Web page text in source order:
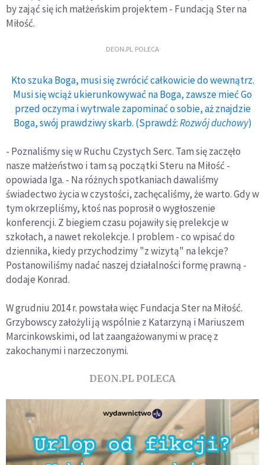
by zająć się ich małżeńskim projektem - Fundacją Ster na
Miłość.
DEON.PL POLECA
Kto szuka Boga, musi się zwrócić całkowicie do wewnątrz.
Musi się wciąż ukierunkowywać na Boga, zawsze mieć Go
przed oczyma i wytrwale zapominać o sobie, aż znajdzie
Boga, swój prawdziwy skarb. (Sprawdź:Rozwój duchowy)
- Poznaliśmy się w Ruchu Czystych Serc. Tam się zaczęło
nasze małżeństwo i tam są początki Steru na Miłość -
opowiada Iga. - Na różnych spotkaniach dawaliśmy
świadectwo życia w czystości, zachęcaliśmy, że warto. Gdy w
tym okrzepliśmy, ktoś nas poprosił o wygłoszenie
konferencji. Z biegiem czasu pojawiły się prelekcje w
szkołach, a nawet rekolekcje. I problem - co wpisać do
dziennika, kiedy przychodzimy "z wizytą" na lekcje?
Postanowiliśmy nadać naszej działalności formę prawną -
dodaje Konrad.
W grudniu 2014 r. powstała więc Fundacja Ster na Miłość.
Grzybowscy założyli ją wspólnie z Katarzyną i Mariuszem
Marcinkowskimi, od lat zaangażowanymi w pracę z
zakochanymi i narzeczonymi.
DEON.PL POLECA